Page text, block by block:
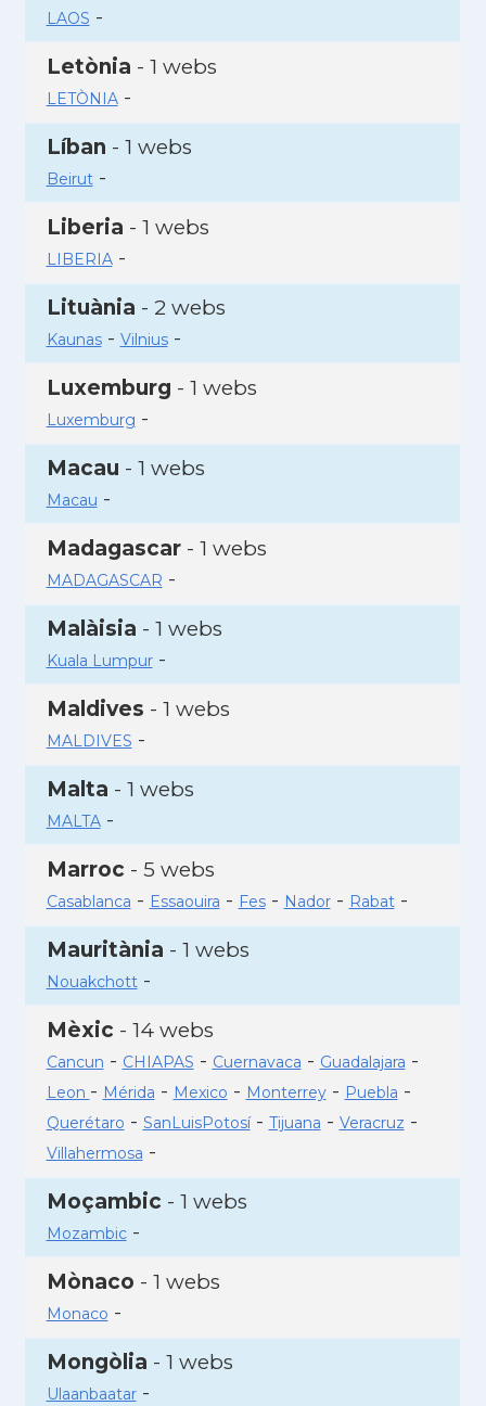
LAOS -
Letònia - 1 webs
LETÒNIA-
Líban - 1 webs
Beirut-
Liberia - 1 webs
LIBERIA-
Lituània - 2 webs
Kaunas- Vilnius-
Luxemburg - 1 webs
Luxemburg -
Macau - 1 webs
Macau -
Madagascar- 1 webs
MADAGASCAR -
Malàisia - 1 webs
Kuala Lumpur-
Maldives - 1 webs
MALDIVES -
Malta - 1 webs
MALTA-
Marroc - 5 webs
Casablanca - Essaouira - Fes- Nador- Rabat-
Mauritània - 1 webs
Nouakchott-
Mèxic - 14 webs
Cancun - CHIAPAS - Cuernavaca - Guadalajara -
Leon - Mérida - Mexico - Monterrey- Puebla -
Querétaro - SanLuisPotosí- Tijuana - Veracruz -
Villahermosa -
Moçambic - 1 webs
Mozambic-
Mònaco - 1 webs
Monaco -
Mongòlia - 1 webs
Ulaanbaatar-